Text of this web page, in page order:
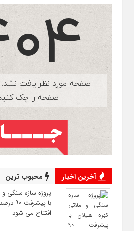
آخرین اخبار محبوب ترین
پروژه سازه سنگی و
با
افتتاح می شود